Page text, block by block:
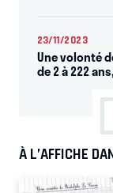
23/11/2023
Une volonté
de 2 à 222
À L’AFFICHE